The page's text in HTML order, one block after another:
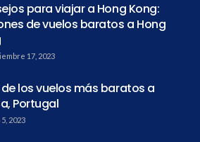
para viajar a Hong Kong:
de vuelos baratos a Hong
17, 2023
los vuelos más baratos a
Portugal
2023